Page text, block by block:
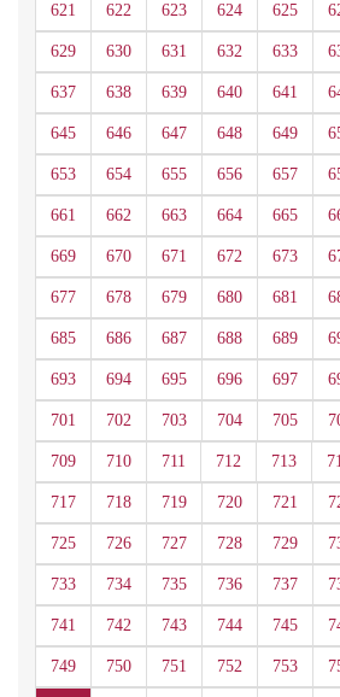
621 622 623 624 625
629 630 631 632 633
637 638 639 640 641
645 646 647 648 649
653 654 655 656 657
661 662 663 664 665
669 670 671 672 673
677 678 679 680 681
685 686 687 688 689
693 694 695 696 697
701 702 703 704 705
709 710 711 712 713
717 718 719 720 721
725 726 727 728 729
733 734 735 736 737
741 742 743 744 745
749 750 751 752 753